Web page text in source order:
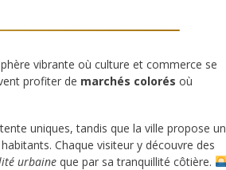
vibrante où culture et commerce se
profiter de marchés colorés où
uniques, tandis que la ville propose un
Chaque visiteur y découvre des
urbaine que par sa tranquillité côtière.